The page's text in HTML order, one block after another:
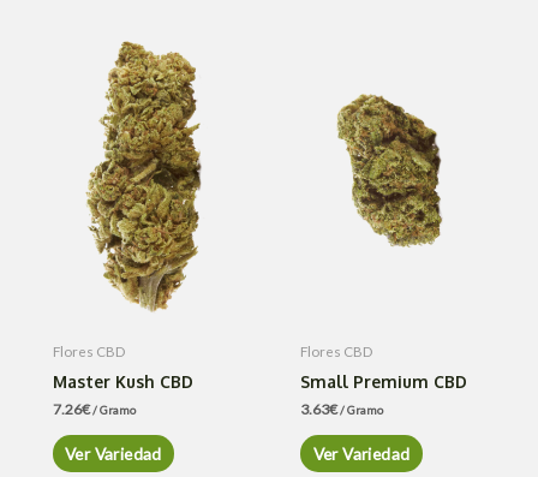
Flores CBD
Master Kush CBD
7.26€/ Gramo
Ver Variedad
Flores CBD
Small Premium CBD
3.63€/ Gramo
Ver Variedad